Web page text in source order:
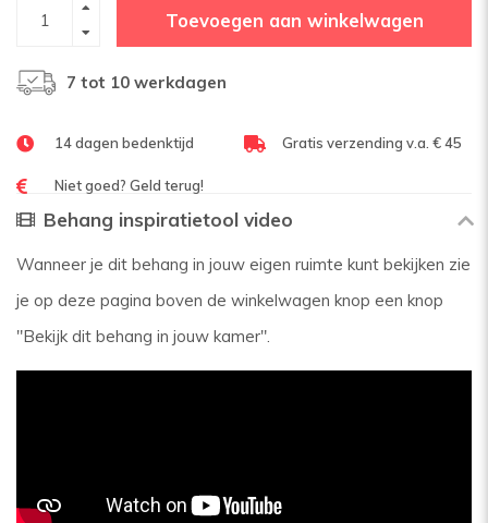
Toevoegen aan winkelwagen
7 tot 10 werkdagen
14 dagen bedenktijd Gratis verzending v.a. € 45
Niet goed? Geld terug!
Behang inspiratietool video
Wanneer je dit behang in jouw eigen ruimte kunt bekijken zie
je op deze pagina boven de winkelwagen knop een knop
"Bekijk dit behang in jouw kamer".